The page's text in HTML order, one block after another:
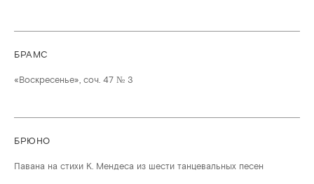
БРАМС
«Воскресенье», соч. 47 № 3
БРЮНО
Павана на стихи К. Мендеса из шести танцевальных песен